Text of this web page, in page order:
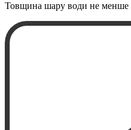
Товщина шару води не менше